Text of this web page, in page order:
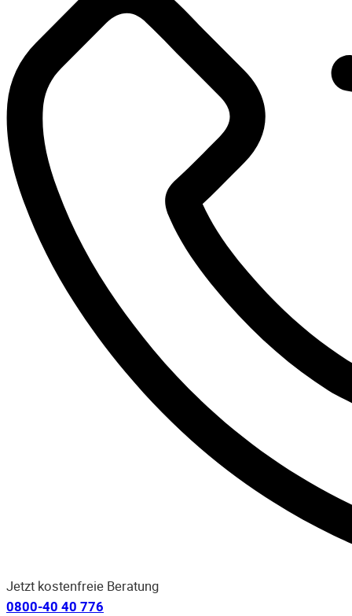
Jetzt kostenfreie Beratung
0800-40 40 776